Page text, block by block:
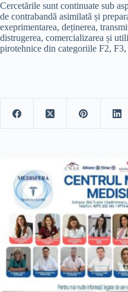
Cercetările sunt continuate sub
de contrabandă asimilată și
exeprimentarea, deținerea,
distrugerea, comercializarea și
pirotehnice din categoriile F2,